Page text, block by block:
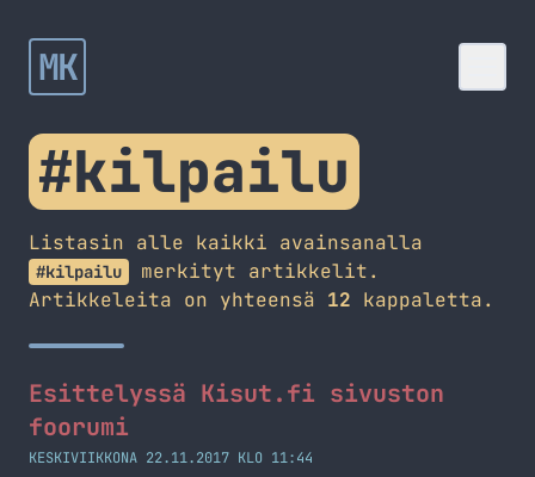
MK
#kilpailu
Listasin alle kaikki avainsanalla
#kilpailu
merkityt artikkelit.
Artikkeleita on yhteensä 12 kappaletta.
Esittelyssä Kisut.fi sivuston
foorumi
KESKIVIIKKONA 22.11.2017 KLO 11:44